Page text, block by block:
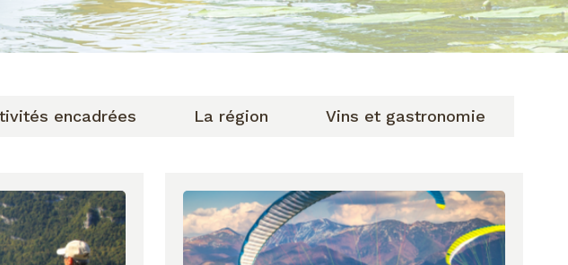
encadrées La région Vins et gastronomie